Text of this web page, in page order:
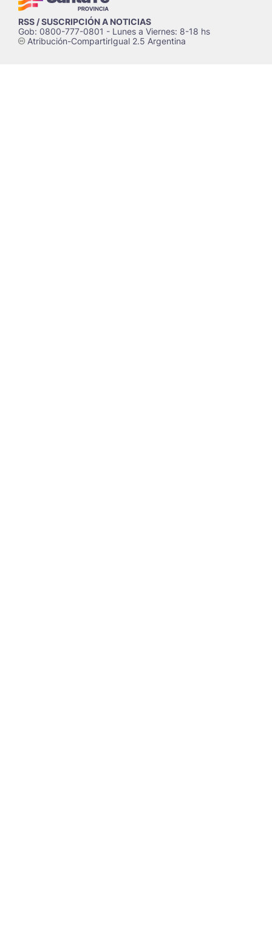
RSS / SUSCRIPCIÓN A NOTICIAS
Gob: 0800-777-0801 - Lunes a Viernes: 8-18 hs
cAtribución-CompartirIgual 2.5 Argentina